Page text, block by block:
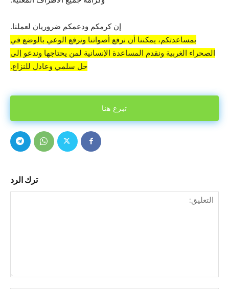
إن كرمكم ودعمكم ضروريان لعملنا.
بمساعدتكم، يمكننا أن نرفع أصواتنا ونرفع الوعي بالوضع في
الصحراء الغربية ونقدم المساعدة الإنسانية لمن يحتاجها وندعو إلى
حل سلمي وعادل للنزاع.
تبرع هنا
ترك الرد